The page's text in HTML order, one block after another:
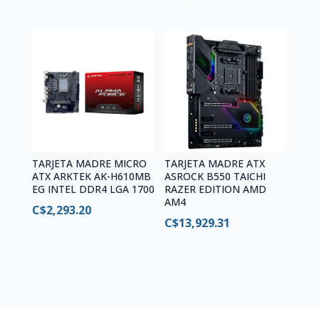
TARJETA MADRE MICRO
ATX ARKTEK AK-H610MB
EG INTEL DDR4 LGA 1700
C$2,293.20
TARJETA MADRE ATX
ASROCK B550 TAICHI
RAZER EDITION AMD
AM4
C$13,929.31